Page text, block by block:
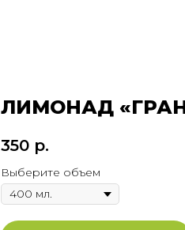
ЛИМОНАД
350 р.
Выберите объем